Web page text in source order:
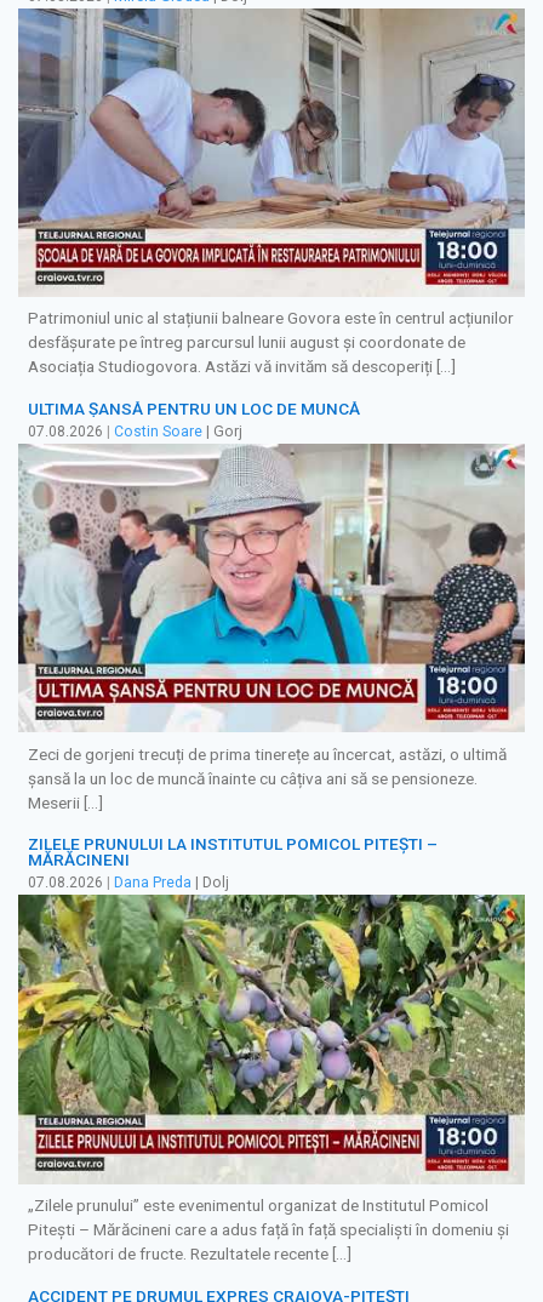
Patrimoniul unic al stațiunii balneare Govora este în centrul acțiunilor
desfășurate pe întreg parcursul lunii august și coordonate de
Asociația Studiogovora. Astăzi vă invităm să descoperiți […]
ULTIMA ȘANSĂ PENTRU UN LOC DE MUNCĂ
07.08.2026 Costin Soare | Gorj
Zeci de gorjeni trecuți de prima tinerețe au încercat, astăzi, o ultimă
șansă la un loc de muncă înainte cu câțiva ani să se pensioneze.
Meserii […]
ZILELE PRUNULUI LA INSTITUTUL POMICOL PITEȘTI –
MĂRĂCINENI
07.08.2026 Dana Preda | Dolj
„Zilele prunului” este evenimentul organizat de Institutul Pomicol
Pitești – Mărăcineni care a adus față în față specialiști în domeniu și
producători de fructe. Rezultatele recente […]
ACCIDENT PE DRUMUL EXPRES CRAIOVA-PITEȘTI